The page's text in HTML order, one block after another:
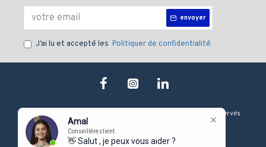
Amal
Conseillère client
👋 Salut , je peux vous aider ?
envoyer
J’ai lu et accepté les Politiquer de confidentialité
Copyright © 2019, J&M technologie, Tous les droits sont Réservés